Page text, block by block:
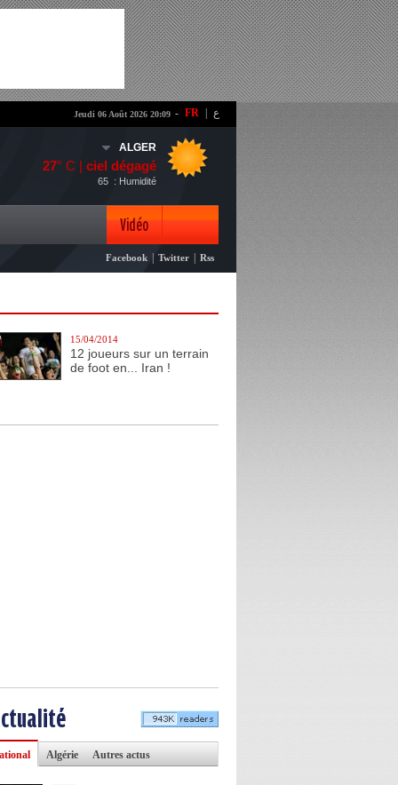
- FR ع Jeudi 06 Août 2026 20:09
ALGER
27° C | ciel dégagé
: Humidité
65
Vidéo
Photo
Facebook Twitter Rss
15/04/2014
12 joueurs sur un terrain
de foot en... Iran !
Algérie Autres actus